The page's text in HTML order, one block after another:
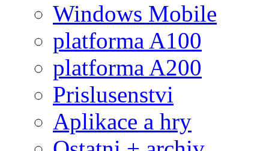
Windows Mobile
platforma A100
platforma A200
Prislusenstvi
Aplikace a hry